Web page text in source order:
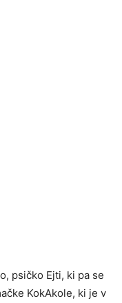
psičko Ejti, ki pa se
KokAkole, ki je v